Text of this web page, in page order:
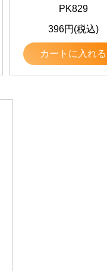
PK829
396円(税込)
カートに入れる